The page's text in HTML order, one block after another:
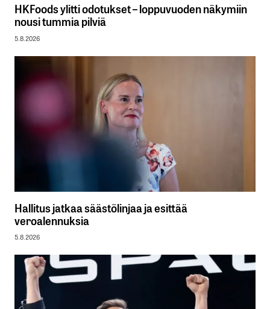
HKFoods ylitti odotukset – loppuvuoden näkymiin
nousi tummia pilviä
5.8.2026
Hallitus jatkaa säästölinjaa ja esittää
veroalennuksia
5.8.2026